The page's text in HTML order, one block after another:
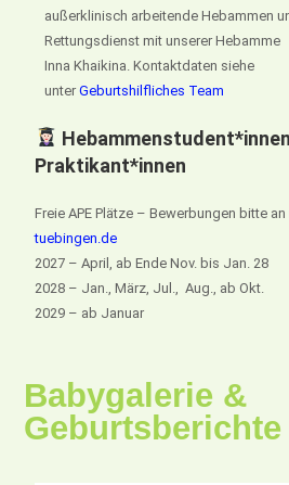
außerklinisch arbeitende Hebammen
Rettungsdienst mit unserer Hebamme
Inna Khaikina. Kontaktdaten siehe
unterGeburtshilfliches Team
Praktikant*innen
Freie APE Plätze – Bewerbungen bitte an
tuebingen.de
2027 – April, ab Ende Nov. bis Jan. 28
2028 – Jan., März, Jul., Aug., ab Okt.
2029 – ab Januar
Babygalerie &
Geburtsberichte